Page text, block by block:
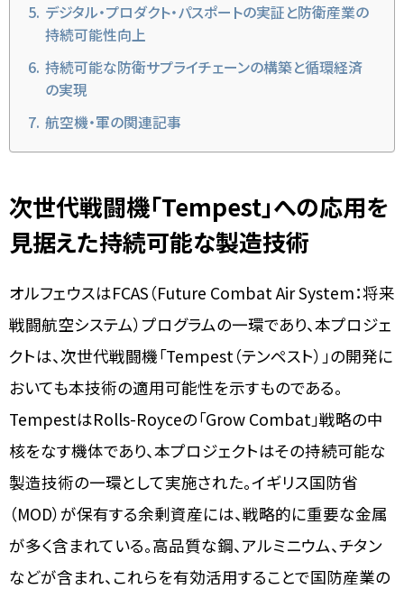
デジタル・プロダクト・パスポートの実証と防衛産業の
持続可能性向上
持続可能な防衛サプライチェーンの構築と循環経済
の実現
航空機・軍の関連記事
次世代戦闘機「Tempest」への応用を
見据えた持続可能な製造技術
オルフェウスはFCAS（Future Combat Air System：将来
戦闘航空システム）プログラムの一環であり、本プロジェ
クトは、次世代戦闘機「Tempest（テンペスト）」の開発に
おいても本技術の適用可能性を示すものである。
TempestはRolls-Royceの「Grow Combat」戦略の中
核をなす機体であり、本プロジェクトはその持続可能な
製造技術の一環として実施された。イギリス国防省
（MOD）が保有する余剰資産には、戦略的に重要な金属
が多く含まれている。高品質な鋼、アルミニウム、チタン
などが含まれ、これらを有効活用することで国防産業の